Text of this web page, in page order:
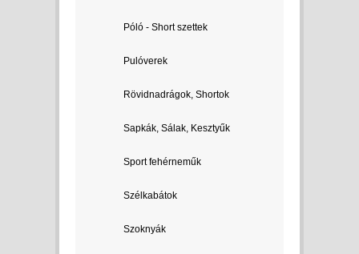
Póló - Short szettek
Pulóverek
Rövidnadrágok, Shortok
Sapkák, Sálak, Kesztyűk
Sport fehérneműk
Szélkabátok
Szoknyák